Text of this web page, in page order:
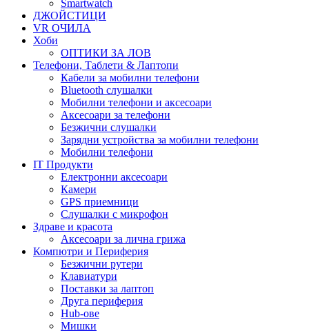
Smartwatch
ДЖОЙСТИЦИ
VR ОЧИЛА
Хоби
ОПТИКИ ЗА ЛОВ
Телефони, Таблети & Лаптопи
Кабели за мобилни телефони
Bluetooth слушалки
Мобилни телефони и аксесоари
Аксесоари за телефони
Безжични слушалки
Зарядни устройства за мобилни телефони
Мобилни телефони
IT Продукти
Електронни аксесоари
Камери
GPS приемници
Слушалки с микрофон
Здраве и красота
Аксесоари за лична грижа
Компютри и Периферия
Безжични рутери
Клавиатури
Поставки за лаптоп
Друга периферия
Hub-ове
Мишки